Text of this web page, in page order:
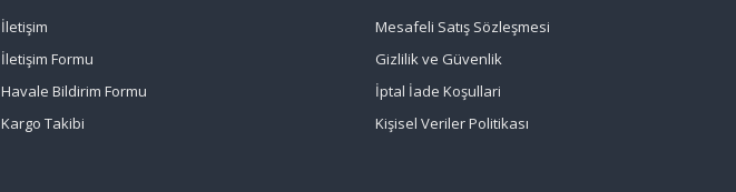
İletişim
İletişim Formu
Havale Bildirim Formu
Kargo Takibi
Mesafeli Satış Sözleşmesi
Gizlilik ve Güvenlik
İptal İade Koşullari
Kişisel Veriler Politikası